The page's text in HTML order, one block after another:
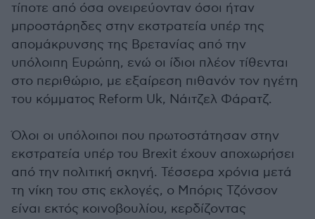
τίποτε από όσα ονειρεύονταν όσοι ήταν
μπροστάρηδες στην εκστρατεία υπέρ της
απομάκρυνσης της Βρετανίας από την
υπόλοιπη Ευρώπη, ενώ οι ίδιοι πλέον τίθενται
στο περιθώριο, με εξαίρεση πιθανόν τον ηγέτη
του κόμματος Reform Uk, Nάιτζελ Φάρατζ.
Όλοι οι υπόλοιποι που πρωτοστάτησαν στην
εκστρατεία υπέρ του Brexit έχουν αποχωρήσει
από την πολιτική σκηνή. Τέσσερα χρόνια μετά
τη νίκη του στις εκλογές, ο Μπόρις Τζόνσον
είναι εκτός κοινοβουλίου, κερδίζοντας